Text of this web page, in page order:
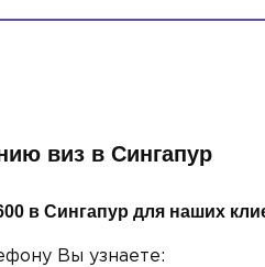
виз в Сингапур
в Сингапур для наших
Вы узнаете: